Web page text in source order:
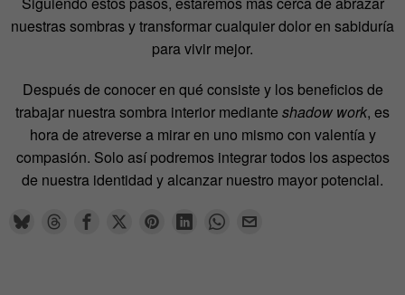
nuestras sombras y transformar cualquier dolor en sabiduría
para vivir mejor.
Después de conocer en qué consiste y los beneficios de
trabajar nuestra sombra interior mediante shadow work, es
hora de atreverse a mirar en uno mismo con valentía y
compasión. Solo así podremos integrar todos los aspectos
de nuestra identidad y alcanzar nuestro mayor potencial.